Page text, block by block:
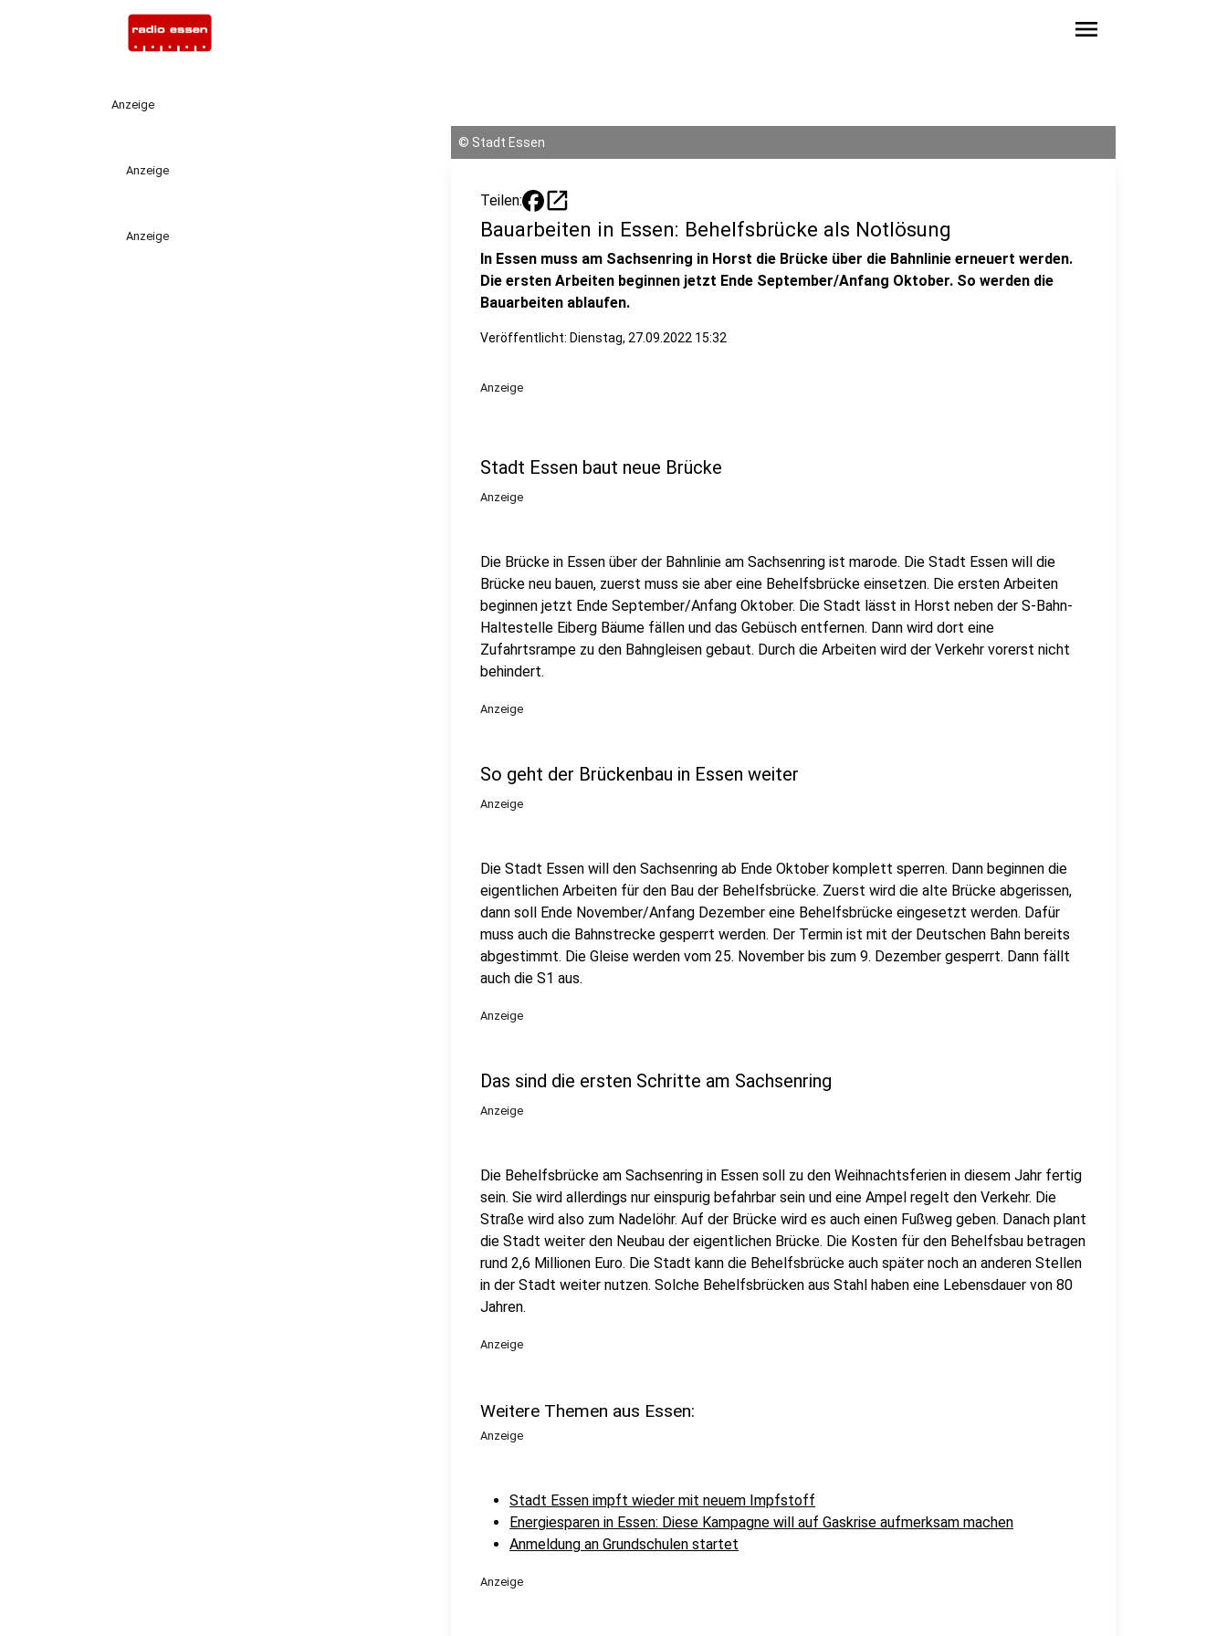
menu
Anzeige
Anzeige
Anzeige
© Stadt Essen
Teilen: open_in_new
Bauarbeiten in Essen: Behelfsbrücke als Notlösung
In Essen muss am Sachsenring in Horst die Brücke über die Bahnlinie erneuert werden.
Die ersten Arbeiten beginnen jetzt Ende September/Anfang Oktober. So werden die
Bauarbeiten ablaufen.
Veröffentlicht: Dienstag, 27.09.2022 15:32
Anzeige
Stadt Essen baut neue Brücke
Anzeige
Die Brücke in Essen über der Bahnlinie am Sachsenring ist marode. Die Stadt Essen will die
Brücke neu bauen, zuerst muss sie aber eine Behelfsbrücke einsetzen. Die ersten Arbeiten
beginnen jetzt Ende September/Anfang Oktober. Die Stadt lässt in Horst neben der S-Bahn-
Haltestelle Eiberg Bäume fällen und das Gebüsch entfernen. Dann wird dort eine
Zufahrtsrampe zu den Bahngleisen gebaut. Durch die Arbeiten wird der Verkehr vorerst nicht
behindert.
Anzeige
So geht der Brückenbau in Essen weiter
Anzeige
Die Stadt Essen will den Sachsenring ab Ende Oktober komplett sperren. Dann beginnen die
eigentlichen Arbeiten für den Bau der Behelfsbrücke. Zuerst wird die alte Brücke abgerissen,
dann soll Ende November/Anfang Dezember eine Behelfsbrücke eingesetzt werden. Dafür
muss auch die Bahnstrecke gesperrt werden. Der Termin ist mit der Deutschen Bahn bereits
abgestimmt. Die Gleise werden vom 25. November bis zum 9. Dezember gesperrt. Dann fällt
auch die S1 aus.
Anzeige
Das sind die ersten Schritte am Sachsenring
Anzeige
Die Behelfsbrücke am Sachsenring in Essen soll zu den Weihnachtsferien in diesem Jahr fertig
sein. Sie wird allerdings nur einspurig befahrbar sein und eine Ampel regelt den Verkehr. Die
Straße wird also zum Nadelöhr. Auf der Brücke wird es auch einen Fußweg geben. Danach plant
die Stadt weiter den Neubau der eigentlichen Brücke. Die Kosten für den Behelfsbau betragen
rund 2,6 Millionen Euro. Die Stadt kann die Behelfsbrücke auch später noch an anderen Stellen
in der Stadt weiter nutzen. Solche Behelfsbrücken aus Stahl haben eine Lebensdauer von 80
Jahren.
Anzeige
Weitere Themen aus Essen:
Anzeige
Stadt Essen impft wieder mit neuem Impfstoff
Energiesparen in Essen: Diese Kampagne will auf Gaskrise aufmerksam machen
Anmeldung an Grundschulen startet
Anzeige